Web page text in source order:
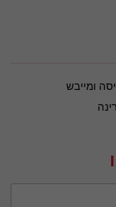
ומייבש